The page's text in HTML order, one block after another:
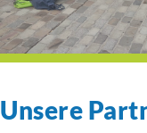
Unsere